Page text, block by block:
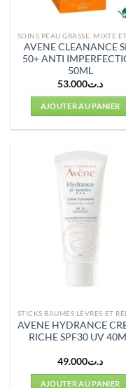
AVENE CLEANANCE
50+ ANTI
50ML
د.ت53.000
AJOUTER AU PANIER
AVENE HYDRANCE
RICHE SPF30 UV
د.ت49.000
AJOUTER AU PANIER